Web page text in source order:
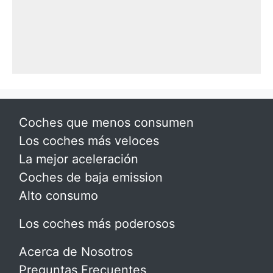
Coches que menos consumen
Los coches más veloces
La mejor aceleración
Coches de baja emission
Alto consumo
Los coches más poderosos
Acerca de Nosotros
Preguntas Frecuentes